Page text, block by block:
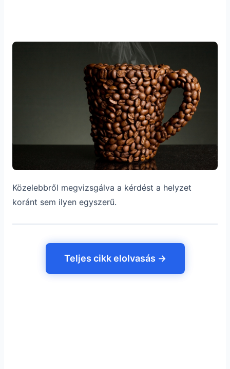
Közelebbről megvizsgálva a kérdést a helyzet
koránt sem ilyen egyszerű.
Teljes cikk elolvasás →